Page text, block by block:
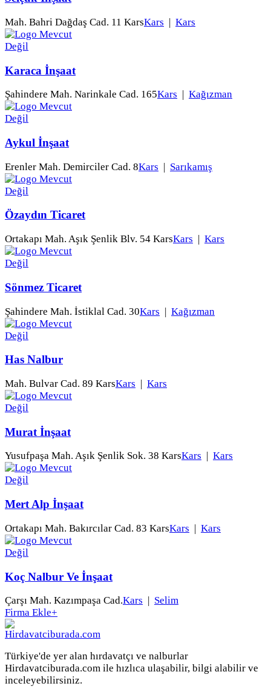
Mah. Bahri Dağdaş Cad. 11 KarsKars | Kars
Karaca İnşaat
Şahindere Mah. Narinkale Cad. 165Kars Kağızman
Aykul İnşaat
Erenler Mah. Demirciler Cad. 8Kars | Sarıkamış
Özaydın Ticaret
Ortakapı Mah. Aşık Şenlik Blv. 54 KarsKars | Kars
Sönmez Ticaret
Şahindere Mah. İstiklal Cad. 30Kars | Kağızman
Has Nalbur
Mah. Bulvar Cad. 89 KarsKars | Kars
Murat İnşaat
Yusufpaşa Mah. Aşık Şenlik Sok. 38 KarsKars Kars
Mert Alp İnşaat
Ortakapı Mah. Bakırcılar Cad. 83 KarsKars | Kars
Koç Nalbur Ve İnşaat
Çarşı Mah. Kazımpaşa Cad.Kars
Selim
Firma Ekle+
Türkiye'de yer alan hırdavatçı ve nalburlar
Hirdavatciburada.com ile hızlıca ulaşabilir, bilgi alabilir ve
inceleyebilirsiniz.